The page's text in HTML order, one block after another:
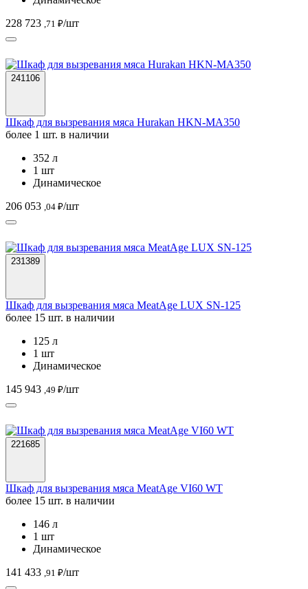
228 723 ,71 ₽/шт
241106
Шкаф для вызревания мяса Hurakan HKN-MA350
более 1 шт. в наличии
352 л
1 шт
Динамическое
206 053 ,04 ₽/шт
231389
Шкаф для вызревания мяса MeatAge LUX SN-125
более 15 шт. в наличии
125 л
1 шт
Динамическое
145 943 ,49 ₽/шт
221685
Шкаф для вызревания мяса MeatAge VI60 WT
более 15 шт. в наличии
146 л
1 шт
Динамическое
141 433 ,91 ₽/шт